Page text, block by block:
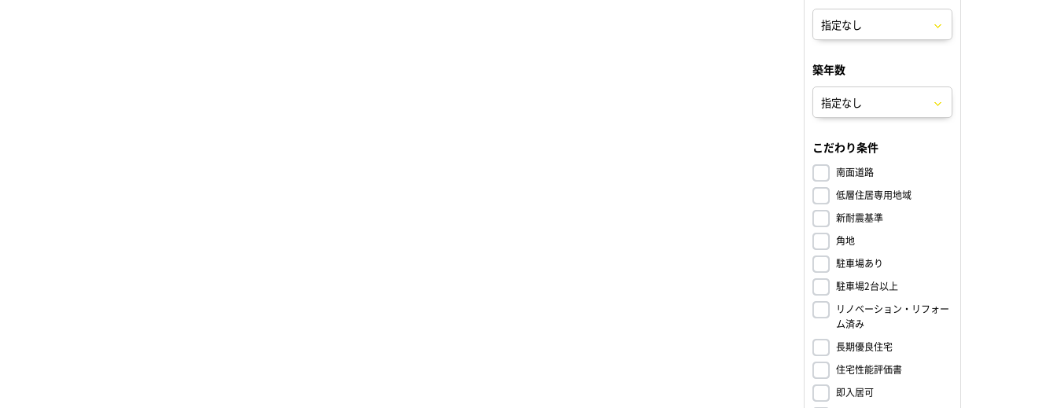
築年数
こだわり条件
南面道路
低層住居専用地域
新耐震基準
角地
駐車場あり
駐車場2台以上
リノベーション・リフォー
ム済み
長期優良住宅
住宅性能評価書
即入居可